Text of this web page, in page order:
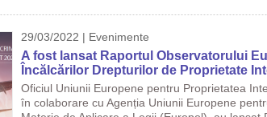
29/03/2022 | Evenimente
A fost lansat Raportul Observatorului
Încălcărilor Drepturilor de Proprietate
Oficiul Uniunii Europene pentru Proprietatea
în colaborare cu Agenția Uniunii Europene